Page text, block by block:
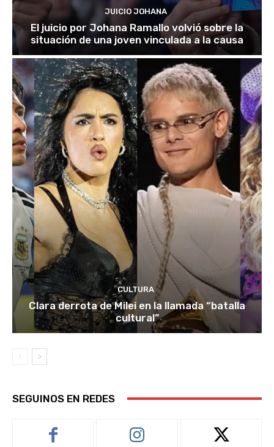
JUICIO JOHANA
El juicio por Johana Ramallo volvió sobre la
situación de una joven vinculada a la causa
CULTURA
Clara derrota de Milei en la llamada “batalla
cultural”
SEGUINOS EN REDES